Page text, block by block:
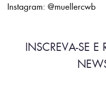
Instagram: @muellercwb
INSCREVA-SE